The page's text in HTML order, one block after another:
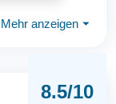
Mehr anzeigen ⏷
8.5/10